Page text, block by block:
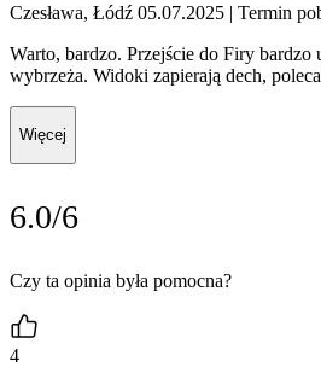
Czesława, Łódź 05.07.2025 | Termin
Warto, bardzo. Przejście do Firy bardzo
wybrzeża. Widoki zapierają dech,
Więcej
6.0/6
Czy ta opinia była pomocna?
4